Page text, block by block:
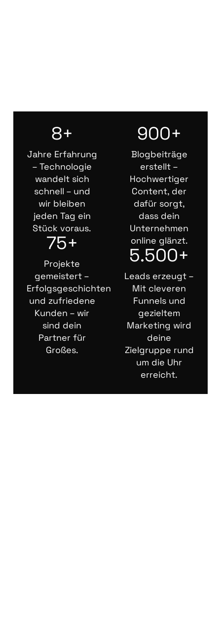
8+
Jahre Erfahrung
– Technologie
wandelt sich
schnell – und
wir bleiben
jeden Tag ein
Stück voraus.
75+
Projekte
gemeistert –
Erfolgsgeschichten
und zufriedene
Kunden – wir
sind dein
Partner für
Großes.
900+
Blogbeiträge
erstellt –
Hochwertiger
Content, der
dafür sorgt,
dass dein
Unternehmen
online glänzt.
5.500+
Leads erzeugt –
Mit cleveren
Funnels und
gezieltem
Marketing wird
deine
Zielgruppe rund
um die Uhr
erreicht.